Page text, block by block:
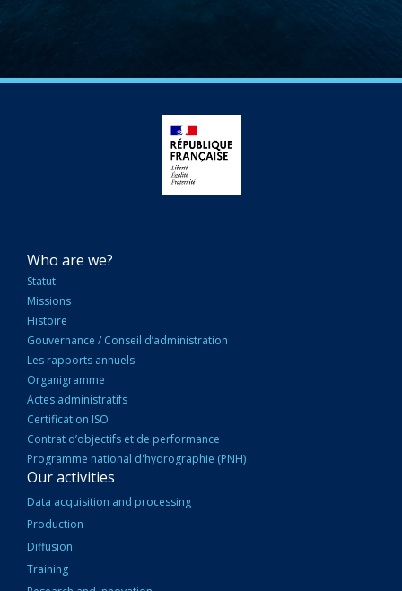
NAVIGATION
PRINCIPALE
Who are we?
Statut
Missions
Histoire
Gouvernance / Conseil d’administration
Les rapports annuels
Organigramme
Actes administratifs
Certification ISO
Contrat d’objectifs et de performance
Programme national d'hydrographie (PNH)
Our activities
Data acquisition and processing
Production
Diffusion
Training